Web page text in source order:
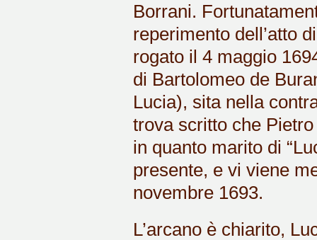
Borrani.
reperimento dell’atto
rogato il 4 maggio
di Bartolomeo de
Lucia), sita nella
trova scritto che
in quanto marito di
presente, e vi viene
novembre 1693.
L’arcano è chiarito,